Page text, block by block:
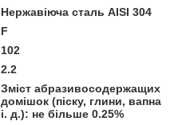
Нержавіюча сталь AISI 304
F
102
2.2
Зміст абразивосодержащих
домішок (піску, глини, вапна
і. д.): не більше 0.25%